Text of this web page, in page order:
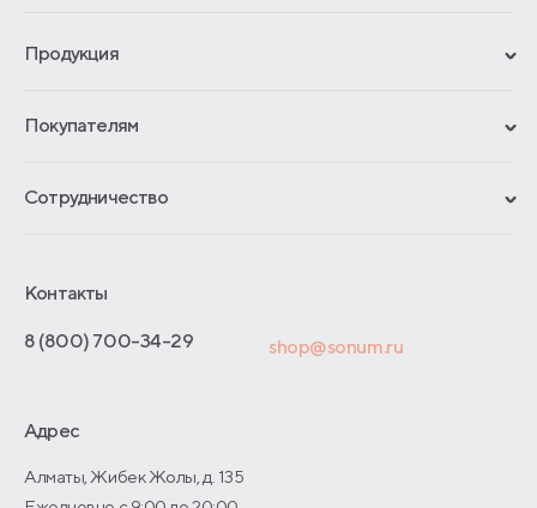
Продукция
Гарантии
Отзывы покупателей
Покупателям
Обмен и возврат
Адреса магазинов
Договор-оферты
Сотрудничество
Отельерам
Контакты
8 (800) 700-34-29 shop@sonum.ru
Адрес
Алматы, Жибек Жолы, д. 135